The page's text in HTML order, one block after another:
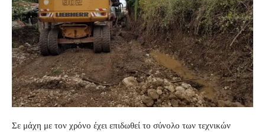
Σε μάχη με τον χρόνο έχει επιδωθεί το σύνολο των τεχνικών